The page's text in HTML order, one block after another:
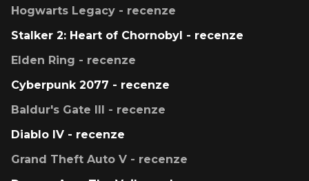
Hogwarts Legacy - recenze
Stalker 2: Heart of Chornobyl - recenze
Elden Ring - recenze
Cyberpunk 2077 - recenze
Baldur's Gate III - recenze
Diablo IV - recenze
Grand Theft Auto V - recenze